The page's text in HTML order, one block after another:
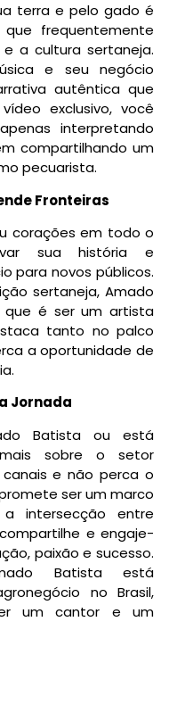
terra e pelo gado é
frequentemente
a cultura sertaneja.
e seu negócio
autêntica que
exclusivo, você
interpretando
compartilhando um
pecuarista.
Fronteiras
corações em todo o
sua história e
para novos públicos.
sertaneja, Amado
é ser um artista
tanto no palco
a oportunidade de
Jornada
Batista ou está
sobre o setor
e não perca o
ser um marco
intersecção entre
e engaje-
paixão e sucesso.
Batista está
no Brasil,
um cantor e um